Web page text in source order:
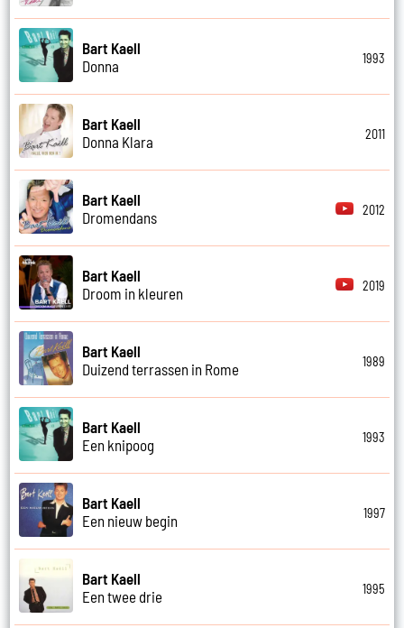
Bart Kaell
Donna
1993
Bart Kaell
Donna Klara
2011
Bart Kaell
Dromendans
2012
Bart Kaell
Droom in kleuren
2019
Bart Kaell
Duizend terrassen in Rome
1989
Bart Kaell
Een knipoog
1993
Bart Kaell
Een nieuw begin
1997
Bart Kaell
Een twee drie
1995